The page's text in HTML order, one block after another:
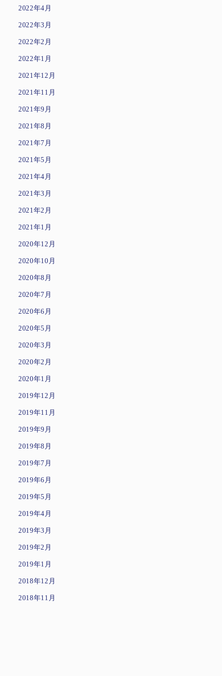
2022年4月
2022年3月
2022年2月
2022年1月
2021年12月
2021年11月
2021年9月
2021年8月
2021年7月
2021年5月
2021年4月
2021年3月
2021年2月
2021年1月
2020年12月
2020年10月
2020年8月
2020年7月
2020年6月
2020年5月
2020年3月
2020年2月
2020年1月
2019年12月
2019年11月
2019年9月
2019年8月
2019年7月
2019年6月
2019年5月
2019年4月
2019年3月
2019年2月
2019年1月
2018年12月
2018年11月